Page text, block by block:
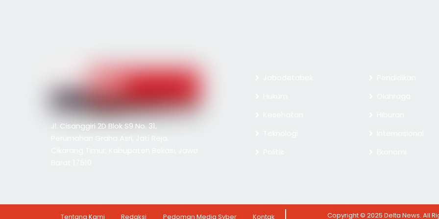
Jl. Cisanggiri 2D Blok S9 No. 31,
Perumahan Graha Asri, Jati Reja,
Tentang Kami Redaksi Pedoman Media Syber Kontak Copyright © 2025 Delta News. All